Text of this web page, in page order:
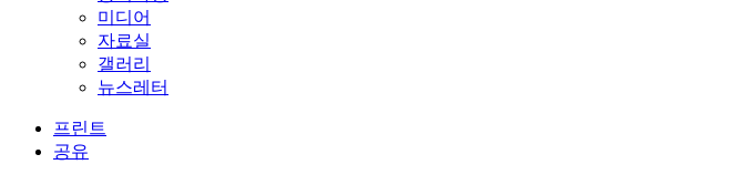
미디어
자료실
갤러리
뉴스레터
프린트
공유